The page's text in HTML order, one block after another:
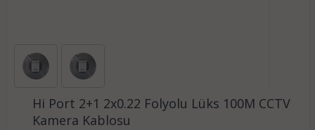
Hi Port 2+1 2x0.22 Folyolu Lüks 100M CCTV
Kamera Kablosu